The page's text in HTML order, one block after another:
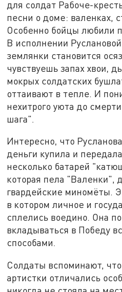
для солдат Рабоче-
песни о доме: валенках,
Особенно бойцы любили
В исполнении
землянки становится
чувствуешь запах хвои,
мокрых солдатских
оттаивают в тепле. И
нехитрого уюта до
шага".
Интересно, что
деньги купила и
несколько батарей
которая пела "Валенки",
гвардейские миномёты.
в котором личное и
сплелись воедино. Она
вкладываться в Победу
способами.
Солдаты вспоминают,
артистки отличались